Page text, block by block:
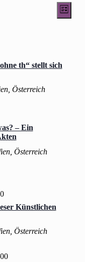
Liste
th“ stellt sich
Österreich
– Ein
Österreich
Künstlichen
Österreich